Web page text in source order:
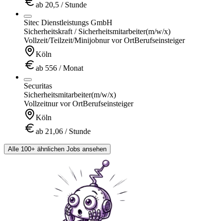
ab 20,5 / Stunde
Sitec Dienstleistungs GmbH
Sicherheitskraft / Sicherheitsmitarbeiter(m/w/x)
Vollzeit/Teilzeit/Minijobnur vor OrtBerufseinsteiger
Köln
ab 556 / Monat
Securitas
Sicherheitsmitarbeiter(m/w/x)
Vollzeitnur vor OrtBerufseinsteiger
Köln
ab 21,06 / Stunde
Alle 100+ ähnlichen Jobs ansehen